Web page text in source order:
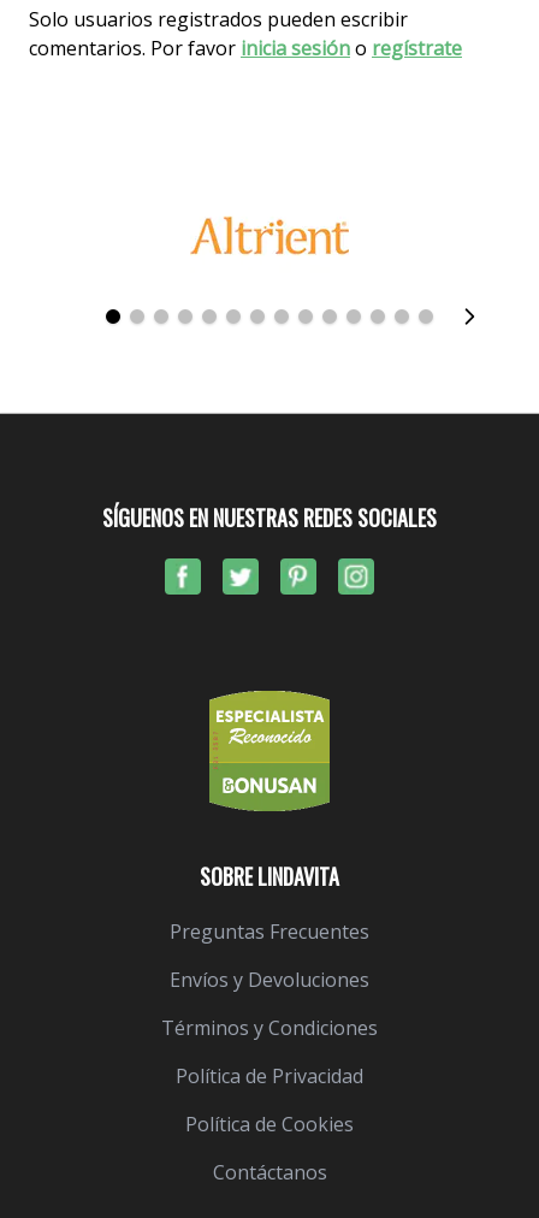
Solo usuarios registrados pueden escribir
comentarios. Por favor inicia sesióno regístrate
SOBRE LINDAVITA
Preguntas Frecuentes
Envíos y Devoluciones
Términos y Condiciones
Política de Privacidad
Política de Cookies
Contáctanos
SÍGUENOS EN NUESTRAS REDES SOCIALES